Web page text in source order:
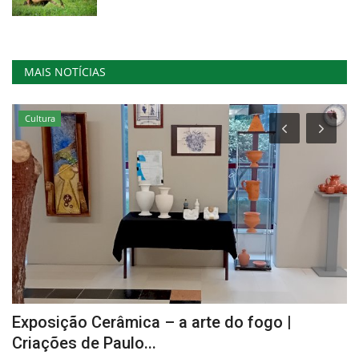
MAIS NOTÍCIAS
Cultura
Exposição Cerâmica – a arte do fogo |
Criações de Paulo...